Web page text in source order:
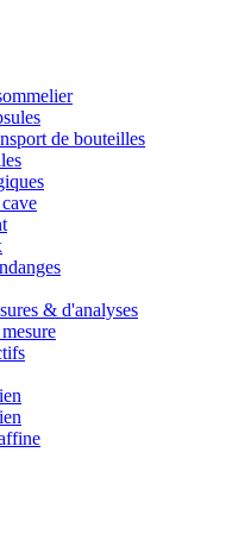
de bouteilles
& d'analyses